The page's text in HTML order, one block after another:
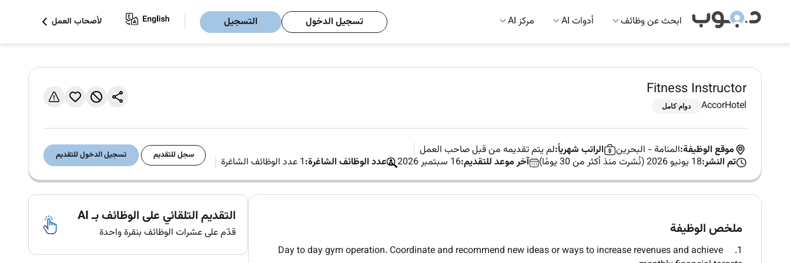
ابحث عن وظائف أدوات AI مركز AI تسجيل الدخول التسجيل لأصحاب العمل
Fitness Instructor
AccorHotel دوام كامل
موقع الوظيفة:المنامة- البحرين الراتب شهرياً:لم يتم تقديمه من قبل صاحب العمل
تم النشر:18 يونيو 2026 (نُشرت منذ أكثر من 30 يومًا) آخر موعد للتقديم:16 سبتمبر 2026 عدد الوظائف الشاغرة:1 عدد الوظائف الشاغرة سجل للتقديم تسجيل الدخول للتقديم
ملخص الوظيفة
1. Day to day gym operation. Coordinate and recommend new ideas or ways to increase revenues and achieve
التقديم التلقائي على الوظائف بـ AI
قدّم على عشرات الوظائف بنقرة واحدة